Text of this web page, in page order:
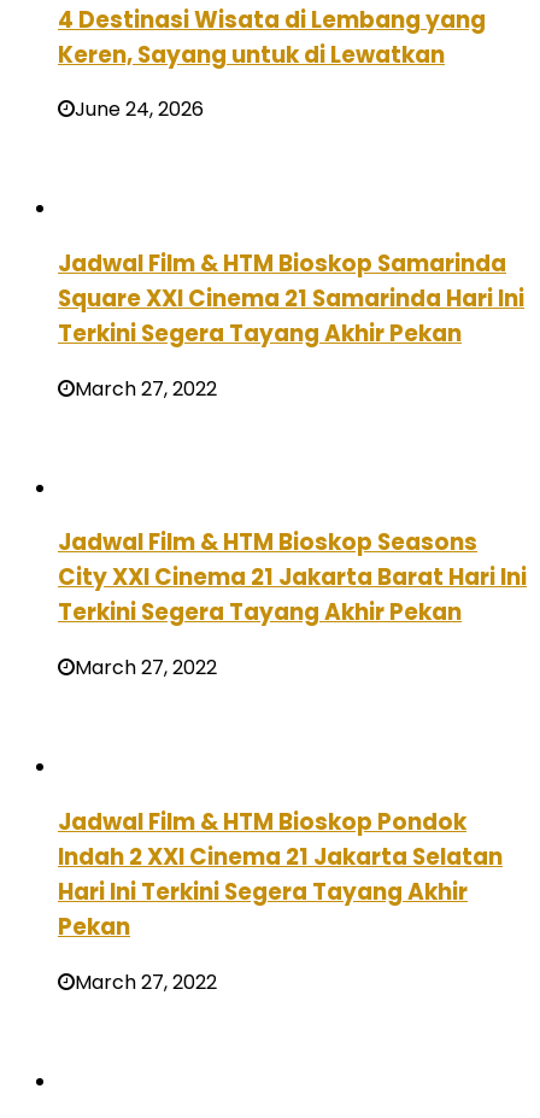
4 Destinasi Wisata di Lembang yang
Keren, Sayang untuk di Lewatkan
June 24, 2026
Jadwal Film & HTM Bioskop Samarinda
Square XXI Cinema 21 Samarinda Hari Ini
Terkini Segera Tayang Akhir Pekan
March 27, 2022
Jadwal Film & HTM Bioskop Seasons
City XXI Cinema 21 Jakarta Barat Hari Ini
Terkini Segera Tayang Akhir Pekan
March 27, 2022
Jadwal Film & HTM Bioskop Pondok
Indah 2 XXI Cinema 21 Jakarta Selatan
Hari Ini Terkini Segera Tayang Akhir
Pekan
March 27, 2022